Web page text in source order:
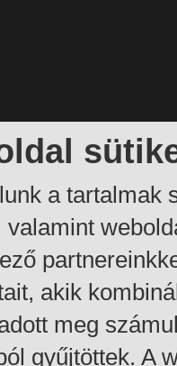
a tartalmak
valamint
akik
meg
gyűjtöttek. A